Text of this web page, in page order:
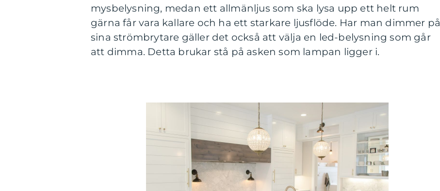
mysbelysning, medan ett allmänljus som ska lysa upp ett helt rum
gärna får vara kallare och ha ett starkare ljusflöde. Har man dimmer på
sina strömbrytare gäller det också att välja en led-belysning som går
att dimma. Detta brukar stå på asken som lampan ligger i.